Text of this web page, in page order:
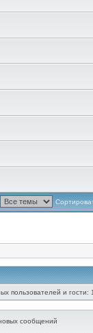
пользователей и гости:
сообщений